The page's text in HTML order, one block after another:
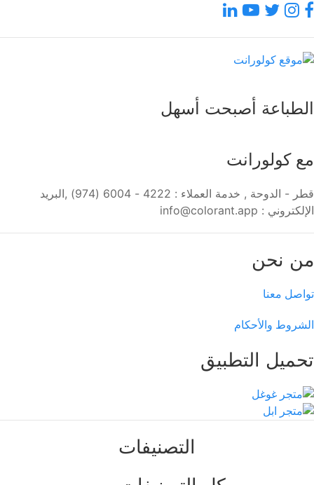
الطباعة أصبحت أسهل
مع كولورانت
قطر - الدوحة , خدمة العملاء : 4222 - 6004 (974) ,البريد
الإلكتروني : info@colorant.app
من نحن
تواصل معنا
الشروط والأحكام
تحميل التطبيق
التصنيفات